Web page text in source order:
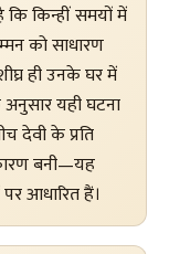
किन्हीं समयों में
को साधारण
ही उनके घर में
यही घटना
देवी के प्रति
बनी—यह
आधारित हैं।